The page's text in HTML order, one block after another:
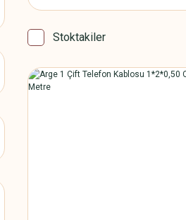
Stoktakiler